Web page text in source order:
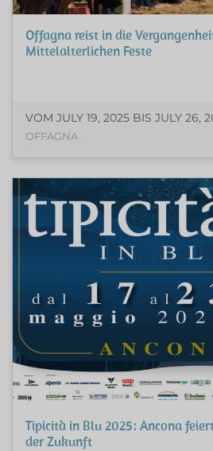
Offagna reist in die
Mittelalterlichen Feste
VOM JULY 19, 2025 BIS JULY 26,
OFFAGNA
Tipicità in Blu 2025: Ancona
der Zukunft